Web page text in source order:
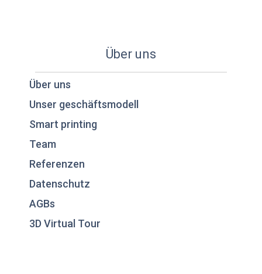
Über uns
Über uns
Unser geschäftsmodell
Smart printing
Team
Referenzen
Datenschutz
AGBs
3D Virtual Tour